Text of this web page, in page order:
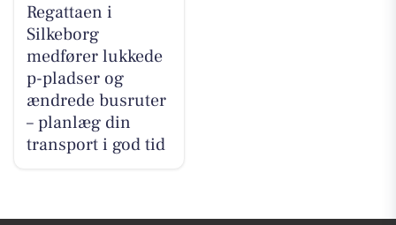
Regattaen i
Silkeborg
medfører lukkede
p-pladser og
ændrede busruter
– planlæg din
transport i god tid